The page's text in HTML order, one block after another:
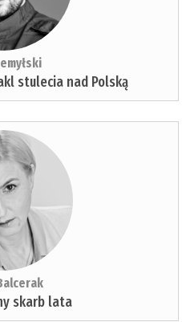
stulecia nad Polską
skarb lata